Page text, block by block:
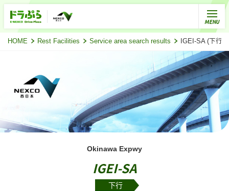
HOME Rest Facilities Service area search results IGEI-SA (下行)
Okinawa Expwy
IGEI-SA
下行